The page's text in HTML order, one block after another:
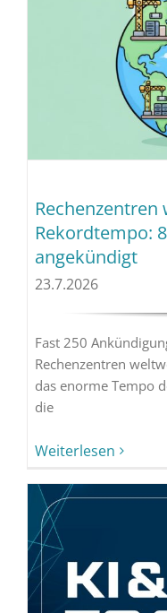
Rechenzentren
Rekordtempo:
angekündigt
23.7.2026
Fast 250
Rechenzentren
das enorme Tempo
die
Weiterlesen